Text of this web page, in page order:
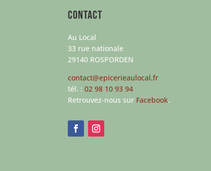
Contact
Au Local
33 rue nationale
29140 ROSPORDEN
contact@epicerieaulocal.fr
tél. :02 98 10 93 94
Retrouvez-nous sur Facebook.